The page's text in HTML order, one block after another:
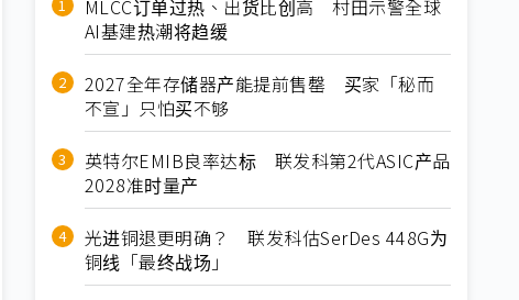
MLCC订单过热、出货比创高 村田示警全球
AI基建热潮将趋缓
2027全年存储器产能提前售罄 买家「秘而
不宣」只怕买不够
英特尔EMIB良率达标 联发科第2代ASIC产品
2028准时量产
光进铜退更明确？ 联发科估SerDes 448G为
铜线「最终战场」